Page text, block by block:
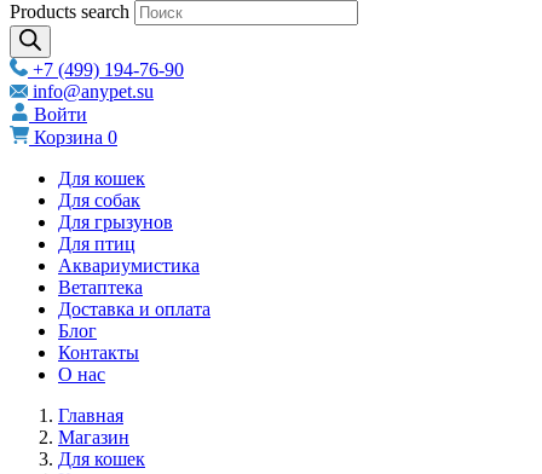
Products search
+7 (499) 194-76-90
info@anypet.su
Войти
Корзина 0
Для кошек
Для собак
Для грызунов
Для птиц
Аквариумистика
Ветаптека
Доставка и оплата
Блог
Контакты
О нас
Главная
Магазин
Для кошек